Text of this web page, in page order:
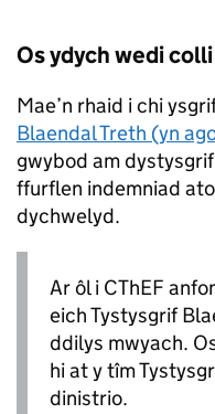
Os ydych wedi
Mae’n rhaid i chi
Blaendal Treth (yn
gwybod am
ffurflen indemniad
dychwelyd.
Ar ôl i CThEF
eich Tystysgrif
ddilys mwyach.
hi at y tîm
dinistrio.